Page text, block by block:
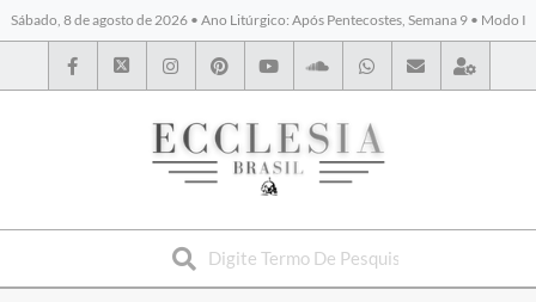
Sábado, 8 de agosto de 2026 • Ano Litúrgico: Após Pentecostes, Semana 9 • Modo I
BYBLOS